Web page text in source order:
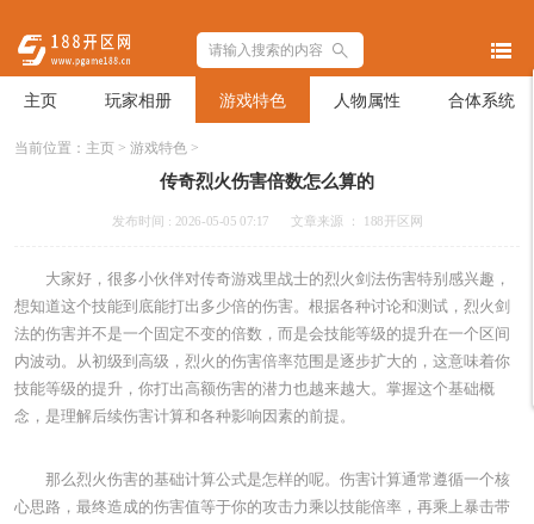
主页 玩家相册 游戏特色 人物属性 合体系统
当前位置： 主页 > 游戏特色 >
传奇烈火伤害倍数怎么算的
发布时间 : 2026-05-05 07:17 文章来源 ： 188开区网
大家好，很多小伙伴对传奇游戏里战士的烈火剑法伤害特别感兴趣，
想知道这个技能到底能打出多少倍的伤害。根据各种讨论和测试，烈火剑
法的伤害并不是一个固定不变的倍数，而是会技能等级的提升在一个区间
内波动。从初级到高级，烈火的伤害倍率范围是逐步扩大的，这意味着你
技能等级的提升，你打出高额伤害的潜力也越来越大。掌握这个基础概
念，是理解后续伤害计算和各种影响因素的前提。
那么烈火伤害的基础计算公式是怎样的呢。伤害计算通常遵循一个核
心思路，最终造成的伤害值等于你的攻击力乘以技能倍率，再乘上暴击带